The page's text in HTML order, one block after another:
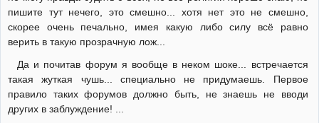
пишите тут нечего, это смешно... хотя нет это не смешно,
скорее очень печально, имея какую либо силу всё равно
верить в такую прозрачную лож...
Да и почитав форум я вообще в неком шоке... встречается
такая жуткая чушь... специально не придумаешь. Первое
правило таких форумов должно быть, не знаешь не вводи
других в заблуждение! ...